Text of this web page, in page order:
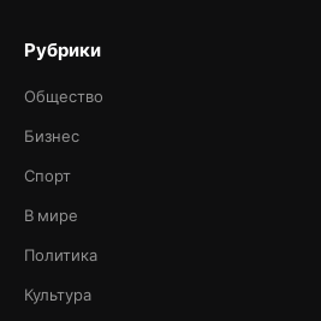
Рубрики
Общество
Бизнес
Спорт
В мире
Политика
Культура